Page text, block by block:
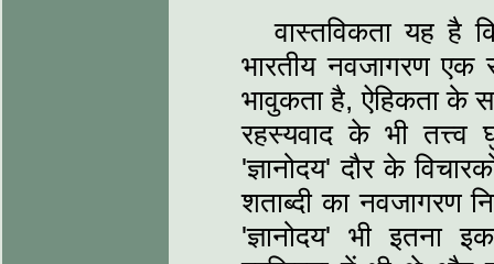
वास्‍तविकता यह है
भारतीय नवजागरण एक
भावुकता है, ऐहिकता के
रहस्‍यवाद के भी
'ज्ञानोदय' दौर के
शताब्‍दी का नवजागरण
'ज्ञानोदय' भी इतना